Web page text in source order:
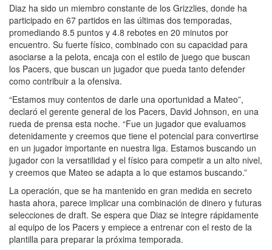
Diaz ha sido un miembro constante de los Grizzlies, donde ha
participado en 67 partidos en las últimas dos temporadas,
promediando 8.5 puntos y 4.8 rebotes en 20 minutos por
encuentro. Su fuerte físico, combinado con su capacidad para
asociarse a la pelota, encaja con el estilo de juego que buscan
los Pacers, que buscan un jugador que pueda tanto defender
como contribuir a la ofensiva.
“Estamos muy contentos de darle una oportunidad a Mateo”,
declaró el gerente general de los Pacers, David Johnson, en una
rueda de prensa esta noche. “Fue un jugador que evaluamos
detenidamente y creemos que tiene el potencial para convertirse
en un jugador importante en nuestra liga. Estamos buscando un
jugador con la versatilidad y el físico para competir a un alto nivel,
y creemos que Mateo se adapta a lo que estamos buscando.”
La operación, que se ha mantenido en gran medida en secreto
hasta ahora, parece implicar una combinación de dinero y futuras
selecciones de draft. Se espera que Diaz se integre rápidamente
al equipo de los Pacers y empiece a entrenar con el resto de la
plantilla para preparar la próxima temporada.